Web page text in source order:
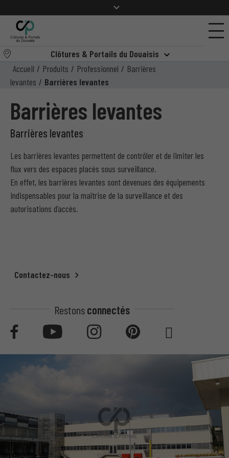
Clôtures & Portails du Douaisis
Accueil / Produits / Professionnel / Barrières
levantes / Barrières levantes
Barrières levantes
Barrières levantes
Les barrières levantes permettent de contrôler et de limiter les
flux vers des espaces placés sous surveillance.
En effet, les barrières levantes sont devenues des équipements
indispensables pour la maîtrise de la surveillance et des
autorisations d’accès.
Contactez-nous
Restonsconnectés